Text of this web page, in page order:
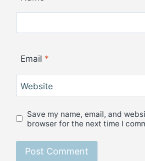
Email *
Website
Save my name, email, and
browser for the next time I